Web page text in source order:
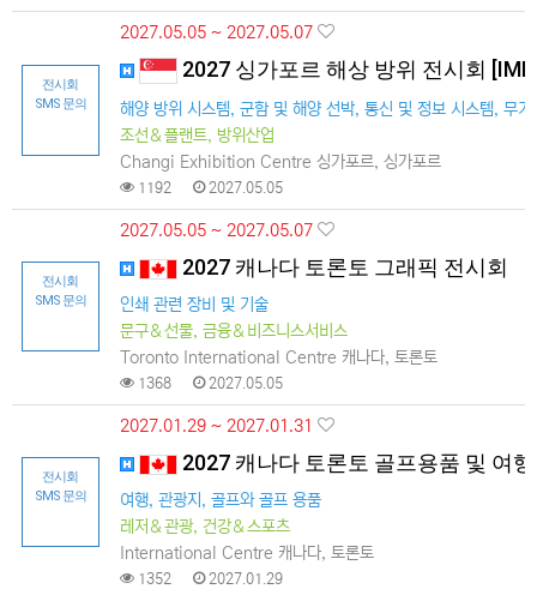
전시회
SMS 문의
2027.05.05 ~ 2027.05.07
2027 싱가포르 해상 방위 전시회
해양 방위 시스템, 군함 및 해양 선박, 통신 및 정보 시스템, 무
조선＆플랜트, 방위산업
Changi Exhibition Centre 싱가포르, 싱가포르
1192 2027.05.05
전시회
SMS 문의
2027.05.05 ~ 2027.05.07
2027 캐나다 토론토 그래픽 전시회
인쇄 관련 장비 및 기술
문구＆선물, 금융＆비즈니스서비스
Toronto International Centre 캐나다, 토론토
1368 2027.05.05
전시회
SMS 문의
2027.01.29 ~ 2027.01.31
2027 캐나다 토론토 골프용품 및 여
여행, 관광지, 골프와 골프 용품
레저＆관광, 건강＆스포츠
International Centre 캐나다, 토론토
1352 2027.01.29